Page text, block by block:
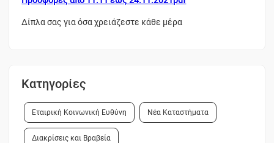
Δίπλα σας για όσα χρειάζεστε κάθε μέρα
Κατηγορίες
Εταιρική Κοινωνική Ευθύνη Νέα Καταστήματα
Διακρίσεις και Βραβεία